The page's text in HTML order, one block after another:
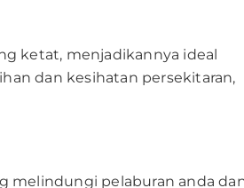
ketat, menjadikannya ideal
dan kesihatan persekitaran,
melindungi pelaburan anda